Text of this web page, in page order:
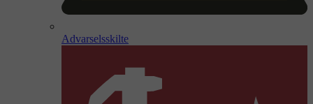
Advarselsskilte